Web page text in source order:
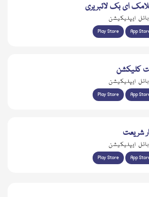
ای بک لائبریری
ایپلیکیشن
Play Store App
کلیکشن
ایپلیکیشن
Play Store App
شریعت
ایپلیکیشن
Play Store App